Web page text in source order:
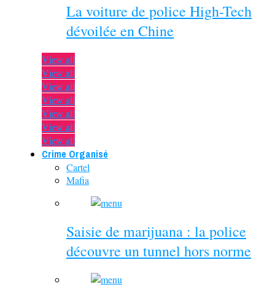
La voiture de police High-Tech
dévoilée en Chine
View all
View all
View all
View all
View all
View all
View all
Crime Organisé
Cartel
Mafia
Saisie de marijuana : la police
découvre un tunnel hors norme